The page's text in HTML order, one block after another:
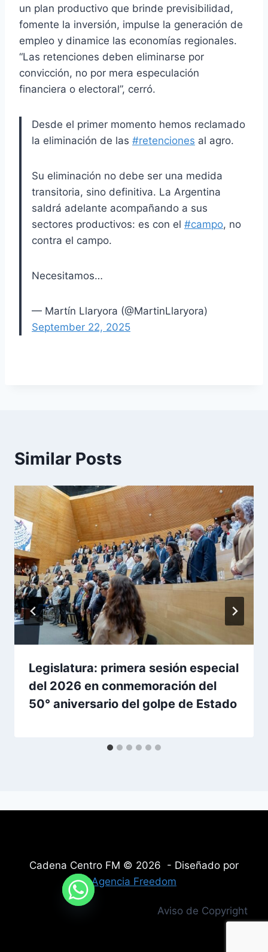
un plan productivo que brinde previsibilidad,
fomente la inversión, impulse la generación de
empleo y dinamice las economías regionales.
“Las retenciones deben eliminarse por
convicción, no por mera especulación
financiera o electoral”, cerró.
Desde el primer momento hemos reclamado
la eliminación de las #retenciones al agro.
Su eliminación no debe ser una medida
transitoria, sino definitiva. La Argentina
saldrá adelante acompañando a sus
sectores productivos: es con el #campo, no
contra el campo.
Necesitamos…
— Martín Llaryora (@MartinLlaryora)
September 22, 2025
Similar Posts
Legislatura: primera sesión especial
del 2026 en conmemoración del
50° aniversario del golpe de Estado
Cadena Centro FM © 2026 - Diseñado por
Agencia Freedom
Aviso de Copyright